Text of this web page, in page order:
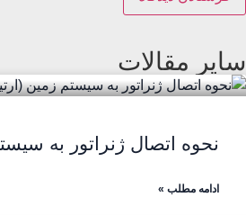
سایر مقالات
نحوه اتصال ژنراتور به
ادامه مطلب »